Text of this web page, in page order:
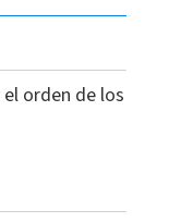
orden de los